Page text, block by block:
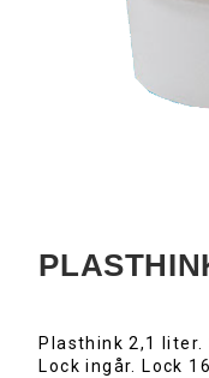
Plasthink 2,1 liter.
Lock ingår. Lock